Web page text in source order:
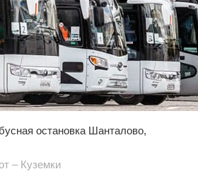
остановка Шанталово,
– Куземки